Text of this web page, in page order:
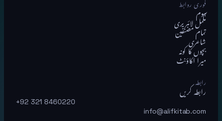
فوری روابط
ہوم
مکمل لائبریری
تمام مصنفین
شاعری
بچوں کا کونہ
میرا اکاؤنٹ
رابطہ
رابطہ کریں
+92 321 8460220
info@alifkitab.com